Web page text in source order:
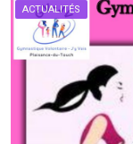
ACTUALITÉS